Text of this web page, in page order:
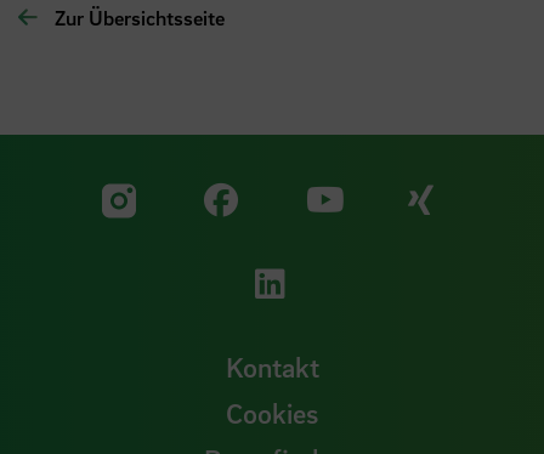
Zur Übersichtsseite
Zu unserer Facebook
Zu
Zu unserer
Kontakt
Cookies